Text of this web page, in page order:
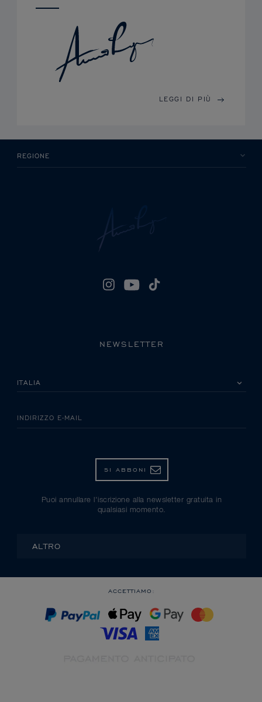
LEGGI DI PIÙ
REGIONE
NEWSLETTER
INDIRIZZO E-MAIL
SI ABBONI
Puoi annullare l'iscrizione alla newsletter gratuita in
qualsiasi momento.
ALTRO
ACCETTIAMO: